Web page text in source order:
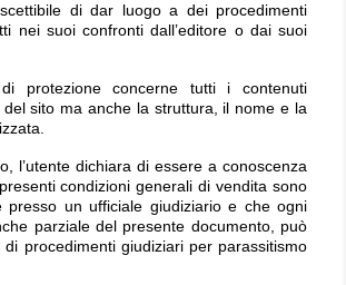
di dar luogo a dei procedimenti
nei suoi confronti dall’editore o dai suoi
protezione concerne tutti i contenuti
sito ma anche la struttura, il nome e la
l’utente dichiara di essere a conoscenza
condizioni generali di vendita sono
presso un ufficiale giudiziario e che ogni
parziale del presente documento, può
di procedimenti giudiziari per parassitismo